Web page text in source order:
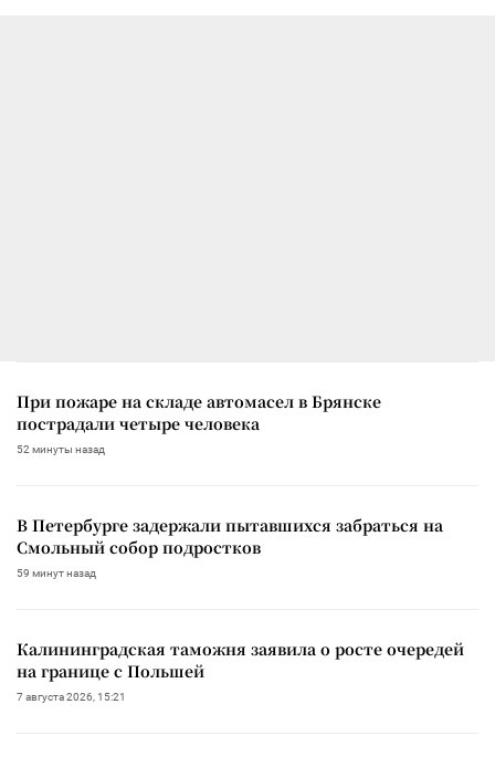
При пожаре на складе автомасел в Брянске
пострадали четыре человека
52 минуты назад
В Петербурге задержали пытавшихся забраться на
Смольный собор подростков
59 минут назад
Калининградская таможня заявила о росте очередей
на границе с Польшей
7 августа 2026, 15:21